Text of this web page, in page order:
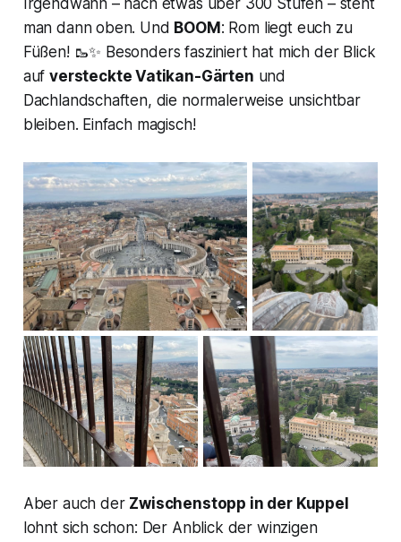
Irgendwann – nach etwas über 300 Stufen – steht
man dann oben. Und BOOM : Rom liegt euch zu
Füßen! 🥾✨ Besonders fasziniert hat mich der Blick
aufversteckte Vatikan-Gärten und
Dachlandschaften, die normalerweise unsichtbar
bleiben. Einfach magisch!
Aber auch der Zwischenstopp in der Kuppel
lohnt sich schon: Der Anblick der winzigen